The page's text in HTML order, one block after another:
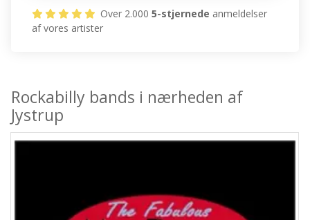
Over 2.0005-stjernede anmeldelser
af vores artister
Rockabilly bands i nærheden af
Jystrup